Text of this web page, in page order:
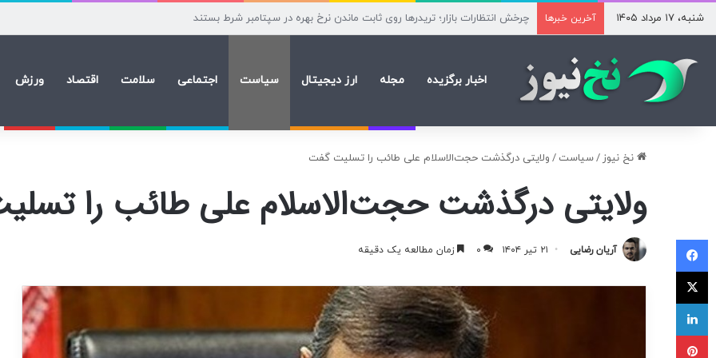
شنبه، ۱۷ مرداد ۱۴۰۵ آخرین خبرها نام‌نویسی آزمون کارشناسی ارشد علوم پزشکی فردا آغاز می شود
اخبار برگزیده مجله ارز دیجیتال سیاست اجتماعی سلامت اقتصاد ورزش
نخ نیوز /سیاست / ولایتی درگذشت حجت‌الاسلام علی طائب را تسلیت گفت
ولایتی درگذشت حجت‌الاسلام علی طائب را
آریان رضایی ۲۱ تیر ۱۴۰۴ ۰ زمان مطالعه یک دقیقه
فیسبوک